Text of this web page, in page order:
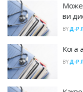
Може
ви
BY Д-Р
Кога
BY Д-Р